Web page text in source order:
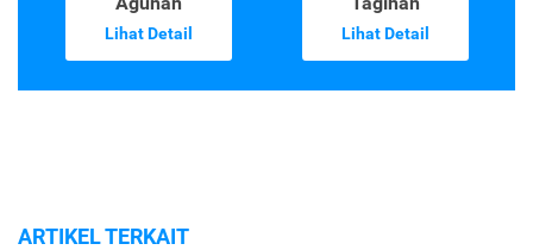
Lihat Detail Lihat Detail
ARTIKEL TERKAIT